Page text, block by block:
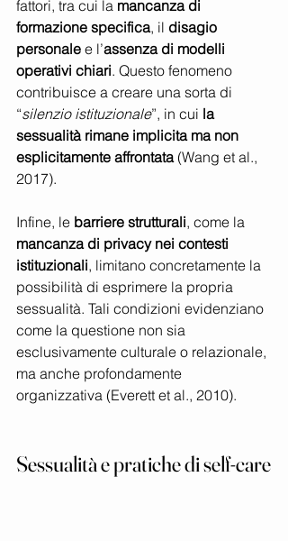
fattori, tra cui la mancanza di
formazione specifica, il disagio
personale e l’assenza di modelli
operativi chiari. Questo fenomeno
contribuisce a creare una sorta di
“silenzio istituzionale”, in cui la
sessualità rimane implicita ma non
esplicitamente affrontata (Wang et al.,
2017).
Infine, le barriere strutturali, come la
mancanza di privacy nei contesti
istituzionali, limitano concretamente la
possibilità di esprimere la propria
sessualità. Tali condizioni evidenziano
come la questione non sia
esclusivamente culturale o relazionale,
ma anche profondamente
organizzativa (Everett et al., 2010).
Sessualità e pratiche di self-care